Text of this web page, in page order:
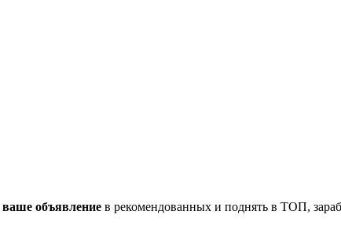
ваше объявление в рекомендованных и поднять в ТОП,